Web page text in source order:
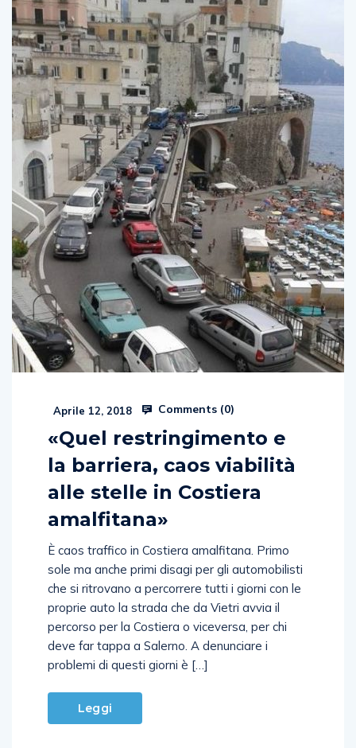
«Quel restringimento e
la barriera, caos viabilità
alle stelle in Costiera
amalfitana»
sole ma anche primi disagi per gli automobilisti
che si ritrovano a percorrere tutti i giorni con le
proprie auto la strada che da Vietri avvia il
percorso per la Costiera o viceversa, per chi
deve far tappa a Salerno. A denunciare i
problemi di questi giorni è […]
Leggi